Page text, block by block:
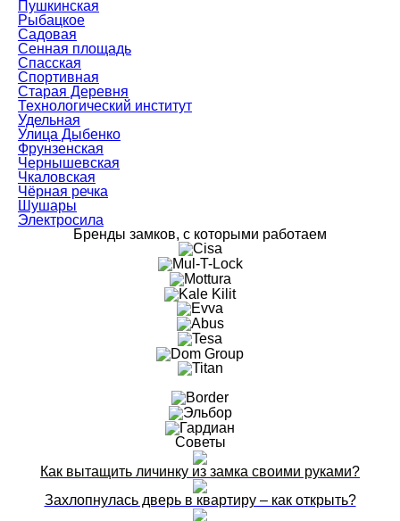
Пушкинская
Рыбацкое
Садовая
Сенная площадь
Спасская
Спортивная
Старая Деревня
Технологический институт
Удельная
Улица Дыбенко
Фрунзенская
Чернышевская
Чкаловская
Чёрная речка
Шушары
Электросила
Бренды замков, с которыми работаем
Советы
Как вытащить личинку из замка своими руками?
Захлопнулась дверь в квартиру – как открыть?